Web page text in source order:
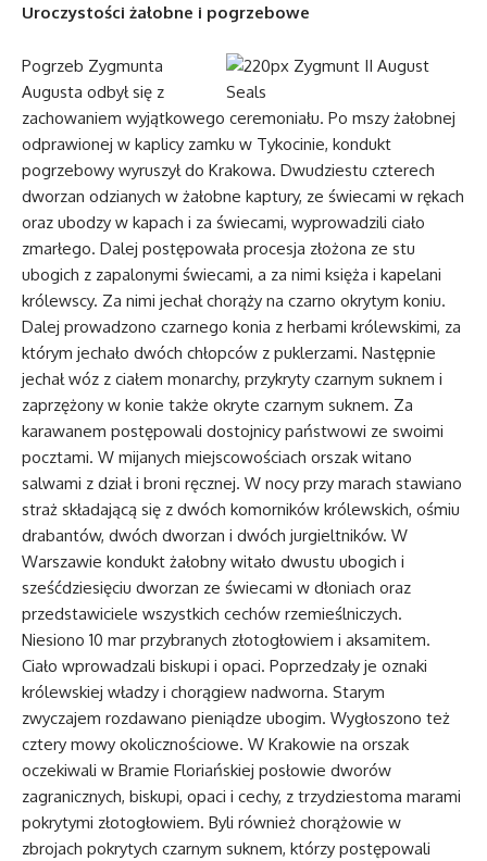
Uroczystości żałobne i pogrzebowe
Pogrzeb Zygmunta
Augusta odbył się z
zachowaniem wyjątkowego ceremoniału. Po mszy żałobnej
odprawionej w kaplicy zamku w Tykocinie, kondukt
pogrzebowy wyruszył do Krakowa. Dwudziestu czterech
dworzan odzianych w żałobne kaptury, ze świecami w rękach
oraz ubodzy w kapach i za świecami, wyprowadzili ciało
zmarłego. Dalej postępowała procesja złożona ze stu
ubogich z zapalonymi świecami, a za nimi księża i kapelani
królewscy. Za nimi jechał chorąży na czarno okrytym koniu.
Dalej prowadzono czarnego konia z herbami królewskimi, za
którym jechało dwóch chłopców z puklerzami. Następnie
jechał wóz z ciałem monarchy, przykryty czarnym suknem i
zaprzężony w konie także okryte czarnym suknem. Za
karawanem postępowali dostojnicy państwowi ze swoimi
pocztami. W mijanych miejscowościach orszak witano
salwami z dział i broni ręcznej. W nocy przy marach stawiano
straż składającą się z dwóch komorników królewskich, ośmiu
drabantów, dwóch dworzan i dwóch jurgieltników. W
Warszawie kondukt żałobny witało dwustu ubogich i
sześćdziesięciu dworzan ze świecami w dłoniach oraz
przedstawiciele wszystkich cechów rzemieślniczych.
Niesiono 10 mar przybranych złotogłowiem i aksamitem.
Ciało wprowadzali biskupi i opaci. Poprzedzały je oznaki
królewskiej władzy i chorągiew nadworna. Starym
zwyczajem rozdawano pieniądze ubogim. Wygłoszono też
cztery mowy okolicznościowe. W Krakowie na orszak
oczekiwali w Bramie Floriańskiej posłowie dworów
zagranicznych, biskupi, opaci i cechy, z trzydziestoma marami
pokrytymi złotogłowiem. Byli również chorążowie w
zbrojach pokrytych czarnym suknem, którzy postępowali